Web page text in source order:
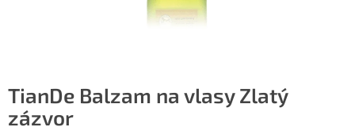
TianDe Balzam na vlasy Zlatý
zázvor